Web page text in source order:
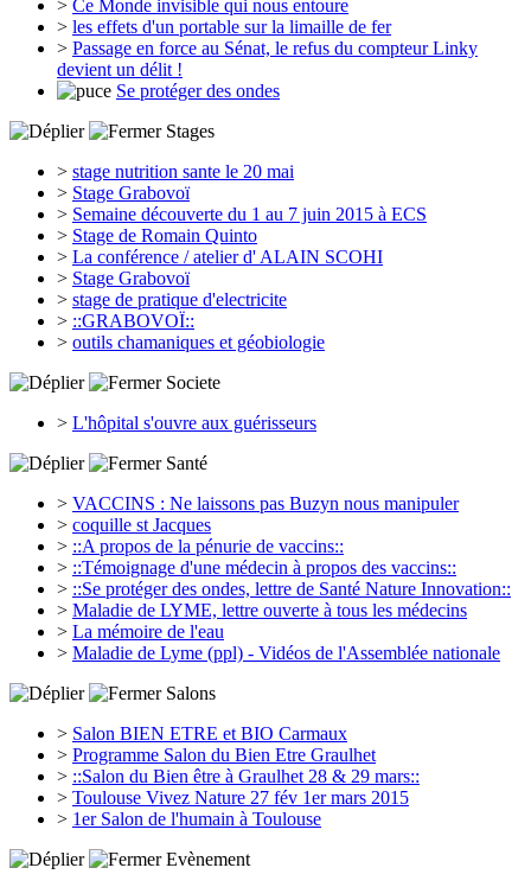
> Ce Monde invisible qui nous entoure
> les effets d'un portable sur la limaille de fer
> Passage en force au Sénat, le refus du compteur Linky
devient un délit !
Se protéger des ondes
Stages
> stage nutrition sante le 20 mai
> Stage Grabovoï
> Semaine découverte du 1 au 7 juin 2015 à ECS
> Stage de Romain Quinto
> La conférence / atelier d' ALAIN SCOHI
> Stage Grabovoï
> stage de pratique d'electricite
> ::GRABOVOÏ::
> outils chamaniques et géobiologie
Societe
> L'hôpital s'ouvre aux guérisseurs
Santé
> VACCINS : Ne laissons pas Buzyn nous manipuler
> coquille st Jacques
> ::A propos de la pénurie de vaccins::
> ::Témoignage d'une médecin à propos des vaccins::
> ::Se protéger des ondes, lettre de Santé Nature Innovation::
> Maladie de LYME, lettre ouverte à tous les médecins
> La mémoire de l'eau
> Maladie de Lyme (ppl) - Vidéos de l'Assemblée nationale
Salons
> Salon BIEN ETRE et BIO Carmaux
> Programme Salon du Bien Etre Graulhet
> ::Salon du Bien être à Graulhet 28 & 29 mars::
> Toulouse Vivez Nature 27 fév 1er mars 2015
> 1er Salon de l'humain à Toulouse
Evènement